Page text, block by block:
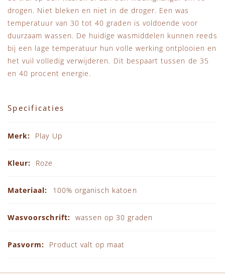
drogen. Niet bleken en niet in de droger. Een was
temperatuur van 30 tot 40 graden is voldoende voor
duurzaam wassen. De huidige wasmiddelen kunnen reeds
bij een lage temperatuur hun volle werking ontplooien en
het vuil volledig verwijderen. Dit bespaart tussen de 35
en 40 procent energie.
Specificaties
Play Up
Roze
100% organisch katoen
wassen op 30 graden
Product valt op maat